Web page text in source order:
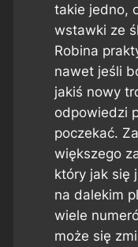
takie jedno,
wstawki ze
Robina
nawet jeśli
jakiś nowy
odpowiedzi
poczekać.
większego
który jak się
na dalekim
wiele
może się